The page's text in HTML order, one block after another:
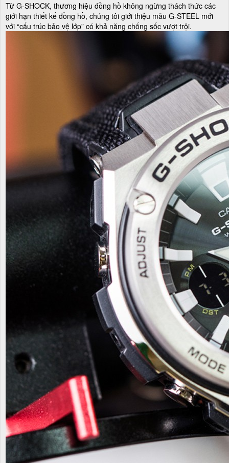
Từ G-SHOCK, thương hiệu đồng hồ không ngừng thách thức các
giới hạn thiết kế đồng hồ, chúng tôi giới thiệu mẫu G-STEEL mới
với “cấu trúc bảo vệ lớp” có khả năng chống sốc vượt trội.